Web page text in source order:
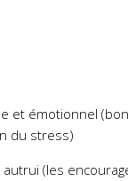
et émotionnel
du stress)
(les